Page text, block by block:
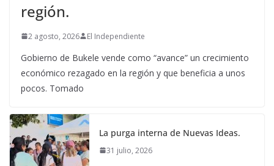
región.
2 agosto, 2026 El Independiente
Gobierno de Bukele vende como “avance” un crecimiento
económico rezagado en la región y que beneficia a unos
pocos. Tomado
La purga interna de Nuevas Ideas.
31 julio, 2026